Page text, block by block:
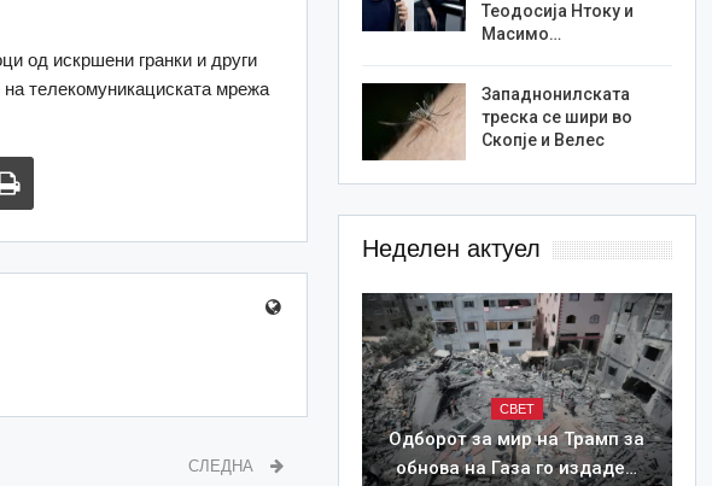
од искршени гранки и други
телекомуникациската мрежа
СЛЕДНА
Теодосија Нтоку и
Масимо…
Западнонилската
треска се шири во
Скопје и Велес
Неделен актуел
СВЕТ
Одборот за мир на Трамп за
обнова на Газа го издаде…